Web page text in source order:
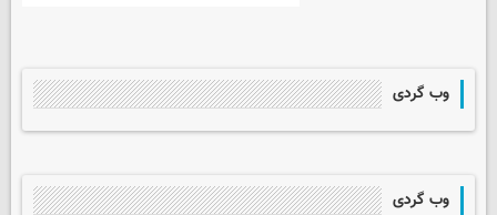
وب گردی
وب گردی